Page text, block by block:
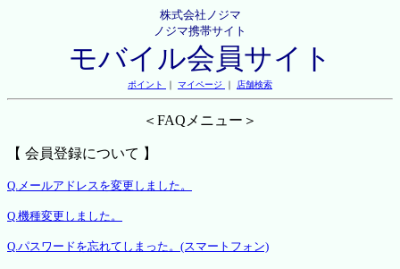
株式会社ノジマ
ノジマ携帯サイト
モバイル会員サイト
ポイント ｜ マイページ ｜ 店舗検索
＜FAQメニュー＞
【 会員登録について 】
Q.メールアドレスを変更しました。
Q.機種変更しました。
Q.パスワードを忘れてしまった。(スマートフォン)